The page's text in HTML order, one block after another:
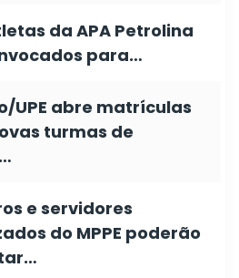
da APA Petrolina
para…
UPE abre matrículas
turmas de
e servidores
do MPPE poderão